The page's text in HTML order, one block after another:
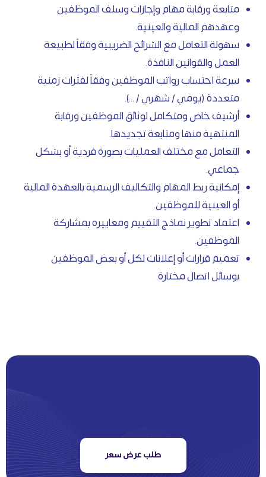
متابعة ورقابة مهام وإجازات وسلف الموظفين
وعهدهم المالية والعينية.
سهولة التعامل مع الشرائح الضريبية وفقاً لطبيعة
العمل والقوانين النافذة.
سرعة احتساب رواتب الموظفين وفقاً لفترات زمنية
متعددة (يومي / شهري / ...).
أرشيف خاص ومتكامل لوثائق الموظفين ورقابة
المنتهية منها ومتابعة تجديدها.
التعامل مع مختلف العمليات بصورة فردية أو بشكل
جماعي.
إمكانية ربط المهام والتكاليف الرسمية بالعهدة المالية
أو العينية للموظفين.
اعتماد تطوير نماذج التقييم ومعاييره بمشاركة
الموظفين.
تعميم قرارات أو إعلانات لكل أو بعض الموظفين
بوسائل اتصال مختارة.
طلب عرض سعر